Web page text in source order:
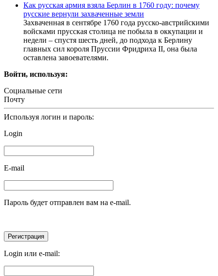
Как русская армия взяла Берлин в 1760 году: почему
русские вернули захваченные земли
Захваченная в сентябре 1760 года русско-австрийскими
войсками прусская столица не побыла в оккупации и
недели – спустя шесть дней, до подхода к Берлину
главных сил короля Пруссии Фридриха II, она была
оставлена завоевателями.
Войти, используя:
Социальные сети
Почту
Используя логин и пароль:
Login
E-mail
Пароль будет отправлен вам на e-mail.
Login или e-mail: